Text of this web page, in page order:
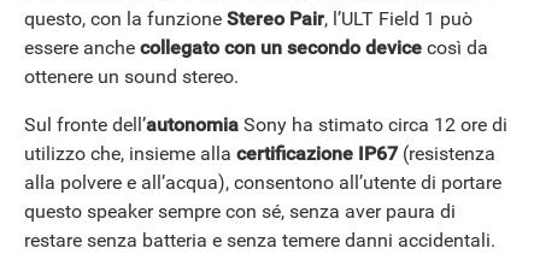
questo, con la funzione Stereo Pair, l’ULT Field 1 può
essere anche collegato con un secondo device così da
ottenere un sound stereo.
Sul fronte dell’autonomia Sony ha stimato circa 12 ore di
utilizzo che, insieme alla certificazione IP67 (resistenza
alla polvere e all’acqua), consentono all’utente di portare
questo speaker sempre con sé, senza aver paura di
restare senza batteria e senza temere danni accidentali.